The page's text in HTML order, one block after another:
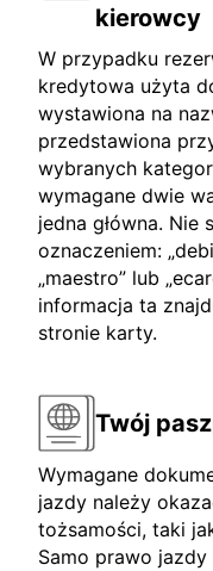
kierowcy
W przypadku
kredytowa użyta
wystawiona na
przedstawiona
wybranych
wymagane dwie
jedna główna.
oznaczeniem:
„maestro” lub
informacja ta
stronie karty.
Twój
Wymagane
jazdy należy
tożsamości, taki
Samo prawo